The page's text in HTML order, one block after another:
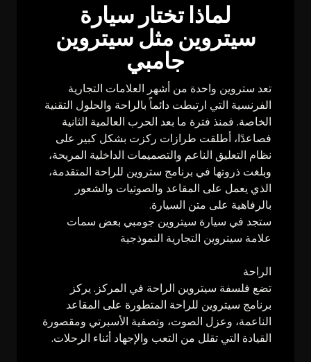
لماذا تختار سيارة
سيتروين مثل سيتروين
جامبي
تعد ستروين واحدة من أشهر العلامات التجارية
الفرنسية التي ارتبطت دائماً بالراحة والحلول التقنية
الخاصة. فمنذ فترة ما بعد الحرب العالمية الثانية
فصاعدًا، أطلقت طرازات ركزت بشكل كبير على
نظام التعليق الناعم والتصميمات الداخلية المريحة،
وبلغت ذروتها في برنامج ستروين للراحة المتقدمة،
الذي يعمل على المقاعد والصوتيات والشعور
بالرفاهية على متن السيارة.
ستجد في سيارة سيتروين جومبي بعض سمات
علامة سيتروين التجارية النموذجية
الراحة
تضع فلسفة سيتروين الراحة في المركز. يركز
برنامج سيتروين للراحة المتطورة على المقاعد
الناعمة، وعزل الصوت، وتصفية الأسبرتي ومقصورة
القيادة التي تقلل من التعب والإجهاد أثناء الرحلات.